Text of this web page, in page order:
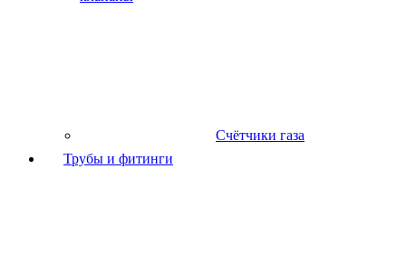
Счётчики газа
Трубы и фитинги